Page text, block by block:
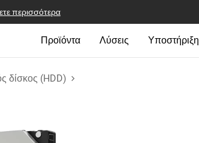
περισσότερα
Προϊόντα Λύσεις Υποστήριξη
δίσκος (HDD)